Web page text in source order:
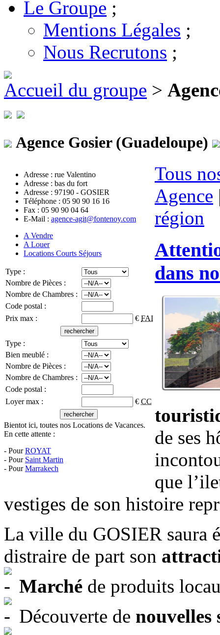
Le Groupe ;
Mentions Légales ;
Nous Recrutons ;
Accueil du groupe >
Agence Gosier (Guadeloupe)
Adresse : rue Valentino
Adresse : bas du fort
Adresse : 97190 - GOSIER
Téléphone : 05 90 90 16 16
Fax : 05 90 90 04 64
E-Mail : agence-agit@fontenoy.com
A Vendre
A Louer
Locations Courts Séjours
Type :
Nombre de Pièces :
Nombre de Chambres :
Code postal :
Prix max :
€ FAI
Type :
Bien meublé :
Nombre de Pièces :
Nombre de Chambres :
Code postal :
Loyer max :
€ CC
Bientot ici, toutes nos Locations de Vacances.
En cette attente :
- PourROYAT
- Pour Saint Martin
- PourMarrakech
Tous
Agence
région
dans
de ses
que
vestiges de son histoire
La ville du GOSIER saura
distraire de part son
Marché de produits
Découverte de nouvelles